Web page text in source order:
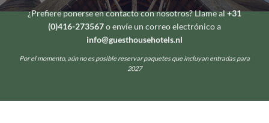
¿Prefiere ponerse en contacto con nosotros? Llame al+31
(0)416-273567o envíe un correo electrónico a
info@guesthousehotels.nl
Por el momento, aún no es posible reservar paquetes que incluyan entradas para
2027